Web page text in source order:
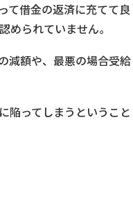
て借金の返済に充てて良
められていません。
減額や、最悪の場合受給
陥ってしまうということ